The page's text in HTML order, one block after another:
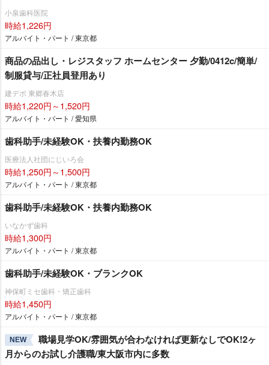
小泉歯科医院
時給1,226円
アルバイト・パート / 東京都
商品の品出し・レジスタッフ ホームセンター 夕勤/0412c/簡単/
制服貸与/正社員登用あり
建デポ 東郷春木店
時給1,220円～1,520円
アルバイト・パート / 愛知県
歯科助手/未経験OK・扶養内勤務OK
医療法人社団にじいろ会
時給1,250円～1,500円
アルバイト・パート / 東京都
歯科助手/未経験OK・扶養内勤務OK
いなかず歯科
時給1,300円
アルバイト・パート / 東京都
歯科助手/未経験OK・ブランクOK
神保町ミセ歯科・矯正歯科
時給1,450円
アルバイト・パート / 東京都
NEW
職場見学OK/雰囲気が合わなければ更新なしでOK!2ヶ
月からのお試し介護職/東大阪市内に多数